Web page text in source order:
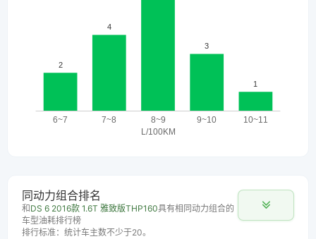
同动力组合排名
和 DS 6 2016款 1.6T 雅致版THP160具有相同动力组合的
车型油耗排行榜
排行标准：统计车主数不少于20。